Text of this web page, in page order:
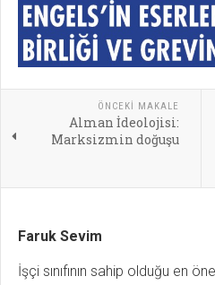
ÖNCEKI MAKALE
Alman İdeolojisi:
Marksizmin doğuşu
Faruk Sevim
İşçi sınıfının sahip olduğu en